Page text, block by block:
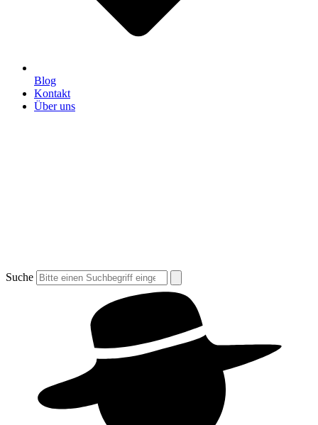
Blog
Kontakt
Über uns
Suche